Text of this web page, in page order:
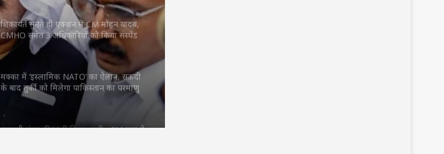
शिकायतें सुनते ही एक्शन में CM मोहन यादव,
CMHO समेत 3 अधिकारियों को किया सस्पेंड
मक्का में ‘इस्लामिक NATO’ का ऐलान, सऊदी
के बाद तुर्की को मिलेगा पाकिस्तान का परमाणु
महतारी वंदन की 30वीं किस्त जारी : CM साय ने